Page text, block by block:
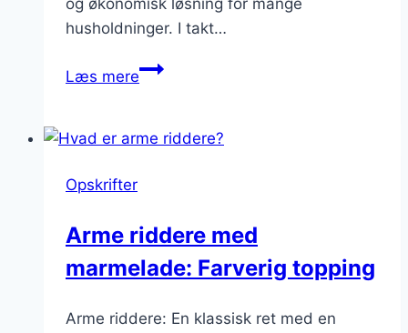
og økonomisk løsning for mange
husholdninger. I takt…
Læs mereArme
syltetøj
genopfundet
Opskrifter
Arme riddere med
marmelade: Farverig topping
Arme riddere: En klassisk ret med en